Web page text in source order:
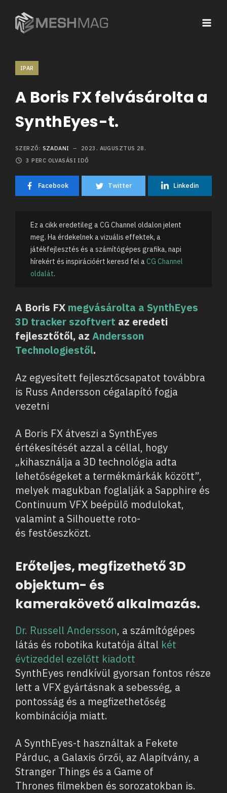
IPAR
A Boris FX felvásárolta a
SynthEyes-t.
SZERZŐ: SZADANI
2023. AUGUSZTUS 28.
3 PERC OLVASÁSI IDŐ
Facebook Twitter Linkedin
Ez a cikk eredetileg a CG Channel oldalon jelent
meg. Ha érdekelnek a vizuális effektek, a
játékfejlesztés és a számítógépes grafika, napi
hírekért és inspirációért keresd fel aCG Channel
oldalát.
A Boris FX megvásárolta a SynthEyes
3D tracker szoftvert az eredeti
fejlesztőtől, az Andersson
Technologiestől.
Az egyesített fejlesztőcsapatot továbbra
is Russ Andersson cégalapító fogja
vezetni
A Boris FX átveszi a SynthEyes
értékesítését azzal a céllal, hogy
„kihasználja a 3D technológia adta
lehetőségeket a termékmárkák között”,
melyek magukban foglalják a Sapphire és
Continuum VFX beépülő modulokat,
valamint a Silhouette roto-
és festőeszközt.
Erőteljes, megfizethető 3D
objektum- és
kamerakövető alkalmazás.
Dr. Russell Andersson, a számítógépes
látás és robotika kutatója által két
évtizeddel ezelőtt kiadott
SynthEyes rendkívül gyorsan fontos része
lett a VFX gyártásnak a sebesség, a
pontosság és a megfizethetőség
kombinációja miatt.
A SynthEyes-t használtak a Fekete
Párduc, a Galaxis őrzői, az Alapítvány, a
Stranger Things és a Game of
Thrones filmekben és sorozatokban is.